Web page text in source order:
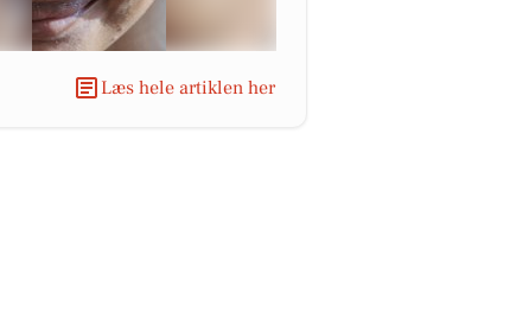
Læs hele artiklen her